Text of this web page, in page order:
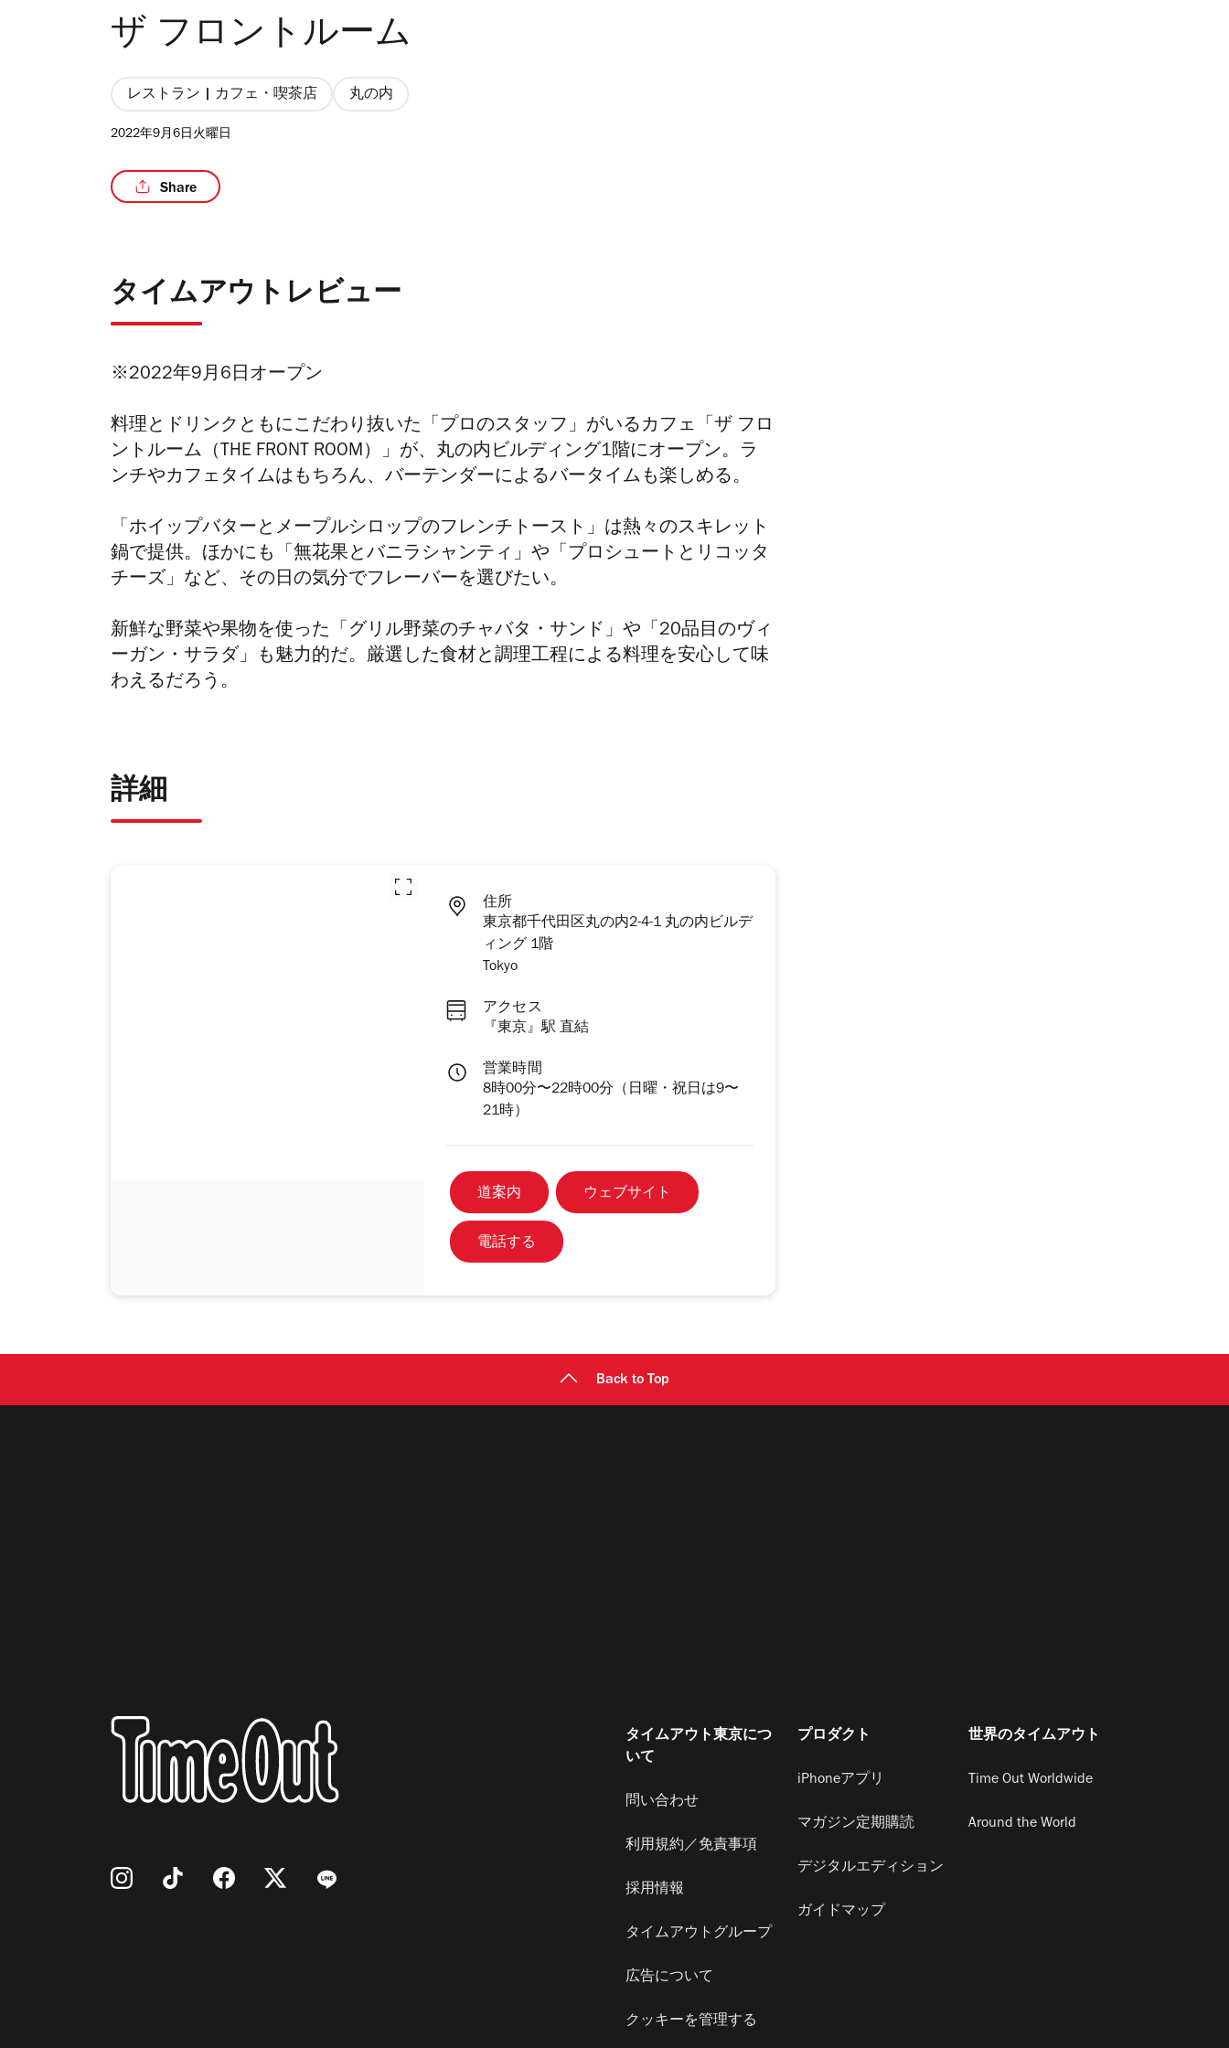
ザ フロントルーム
レストラン | カフェ・喫茶店 丸の内
2022年9月6日火曜日
Share
タイムアウトレビュー
※2022年9月6日オープン
料理とドリンクともにこだわり抜いた「プロのスタッフ」がいるカフェ「ザ フロ
ントルーム（THE FRONT ROOM）」が、丸の内ビルディング1階にオープン。ラ
ンチやカフェタイムはもちろん、バーテンダーによるバータイムも楽しめる。
「ホイップバターとメープルシロップのフレンチトースト」は熱々のスキレット
鍋で提供。ほかにも「無花果とバニラシャンティ」や「プロシュートとリコッタ
チーズ」など、その日の気分でフレーバーを選びたい。
新鮮な野菜や果物を使った「グリル野菜のチャバタ・サンド」や「20品目のヴィ
ーガン・サラダ」も魅力的だ。厳選した食材と調理工程による料理を安心して味
わえるだろう。
詳細
住所
東京都千代田区丸の内2-4-1 丸の内ビルデ
ィング 1階
Tokyo
アクセス
『東京』駅 直結
営業時間
8時00分〜22時00分（日曜・祝日は9〜
21時）
道案内 ウェブサイト
電話する
Back to Top
タイムアウト東京につ
いて
問い合わせ
利用規約／免責事項
採用情報
タイムアウトグループ
広告について
クッキーを管理する
プロダクト
iPhoneアプリ
マガジン定期購読
デジタルエディション
ガイドマップ
世界のタイムアウト
Time Out Worldwide
Around the World